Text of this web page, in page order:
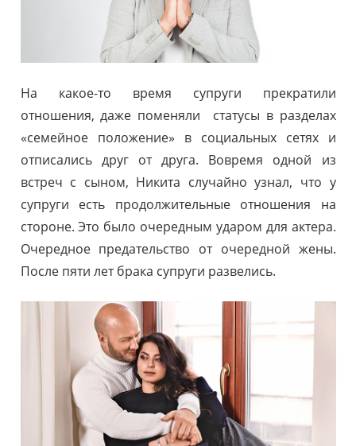
На какое-то время супруги прекратили
отношения, даже поменяли статусы в разделах
«семейное положение» в социальных сетях и
отписались друг от друга. Вовремя одной из
встреч с сыном, Никита случайно узнал, что у
супруги есть продолжительные отношения на
стороне. Это было очередным ударом для актера.
Очередное предательство от очередной жены.
После пяти лет брака супруги развелись.